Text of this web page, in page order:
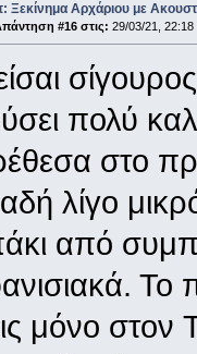
Ξεκίνημα Αρχάριου με
#16 στις: 29/03/21, 22:18
πολύ
στο
λίγο
από
Το
μόνο στον